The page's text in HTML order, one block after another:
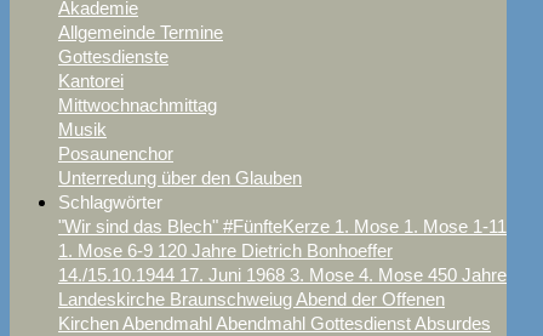
Akademie
Allgemeinde Termine
Gottesdienste
Kantorei
Mittwochnachmittag
Musik
Posaunenchor
Unterredung über den Glauben
Schlagwörter
"Wir sind das Blech" #FünfteKerze 1. Mose 1. Mose 1-11
1. Mose 6-9 120 Jahre Dietrich Bonhoeffer
14./15.10.1944 17. Juni 1968 3. Mose 4. Mose 450 Jahre
Landeskirche BraunschweiugAbend der Offenen
KirchenAbendmahlAbendmahl GottesdienstAbsurdes